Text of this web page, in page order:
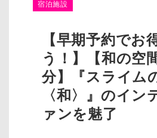
宿泊施設
【早期予約でお
う！】【和の空
分】『スライム
〈和〉』のイン
ァンを魅了